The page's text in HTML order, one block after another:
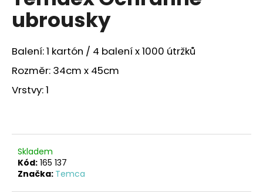
z
hvězdiček.
ubrousky
Balení: 1 kartón / 4 balení x 1000 útržků
Rozměr: 34cm x 45cm
Vrstvy: 1
Skladem
Kód: 165 137
Značka: Temca
a
j
í
t
?
HLEDAT
D